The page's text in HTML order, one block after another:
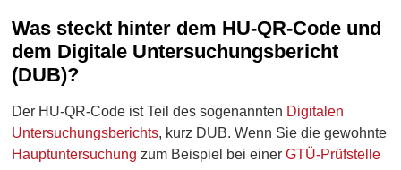
Was steckt hinter dem HU-QR-Code und
dem Digitale Untersuchungsbericht
(DUB)?
Der HU-QR-Code ist Teil des sogenannten Digitalen
Untersuchungsberichts, kurz DUB. Wenn Sie die gewohnte
Hauptuntersuchung zum Beispiel bei einerGTÜ-Prüfstelle